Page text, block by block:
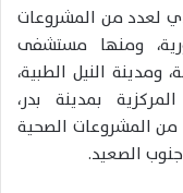
لعدد من المشروعات
ومنها مستشفى
النيل الطبية،
بمدينة بدر،
من المشروعات الصحية
الصعيد.